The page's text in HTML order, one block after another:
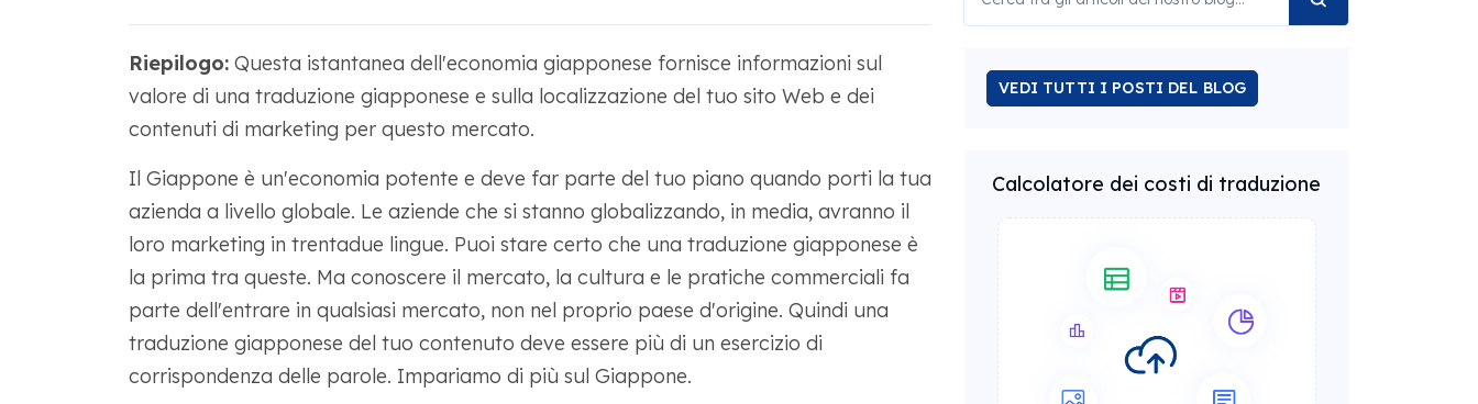
Riepilogo:Questa istantanea dell'economia giapponese fornisce informazioni sul
valore di una traduzione giapponese e sulla localizzazione del tuo sito Web e dei
contenuti di marketing per questo mercato.
Il Giappone è un'economia potente e deve far parte del tuo piano quando porti la tua
azienda a livello globale. Le aziende che si stanno globalizzando, in media, avranno il
loro marketing in trentadue lingue. Puoi stare certo che una traduzione giapponese è
la prima tra queste. Ma conoscere il mercato, la cultura e le pratiche commerciali fa
parte dell'entrare in qualsiasi mercato, non nel proprio paese d'origine. Quindi una
traduzione giapponese del tuo contenuto deve essere più di un esercizio di
corrispondenza delle parole. Impariamo di più sul Giappone.
VEDI TUTTI I POSTI DEL BLOG
Calcolatore dei costi di traduzione